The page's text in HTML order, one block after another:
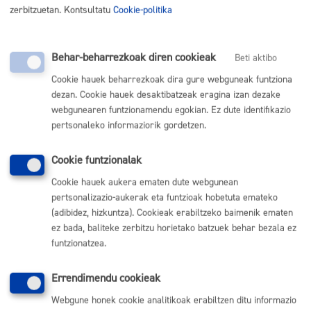
Musika eta Dantza Eskolako prezio publikoak 2025-2026
ikasturtetik aurrera
Eskabidea erregistratzea
Eskabidea onartzea edo baztertzea
Erakunde edo pertsona interesatuari jakinaraztea
Prezio publikoa likidatzea
Erakundea:Musika eta Dantza Eskola
zerbitzuetan. Kontsultatu Cookie-politika
Behar-beharrezkoak diren cookieak
Beti aktibo
Cookie hauek beharrezkoak dira gure webguneak funtziona
dezan. Cookie hauek desaktibatzeak eragina izan dezake
webgunearen funtzionamendu egokian. Ez dute identifikazio
pertsonaleko informaziorik gordetzen.
Cookie funtzionalak
Cookie hauek aukera ematen dute webgunean
pertsonalizazio-aukerak eta funtzioak hobetuta emateko
(adibidez, hizkuntza). Cookieak erabiltzeko baimenik ematen
ez bada, baliteke zerbitzu horietako batzuek behar bezala ez
funtzionatzea.
Errendimendu cookieak
Webgune honek cookie analitikoak erabiltzen ditu informazio